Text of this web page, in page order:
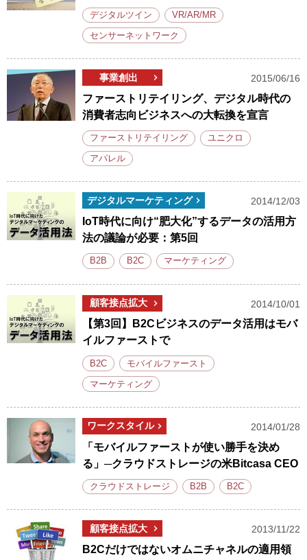
デジタルツイン VR/AR/MR
センサーネットワーク
事業創出 2015/06/16
ファーストリテイリング、デジタル時代の
消費者志向ビジネスへの大転換を宣言
ファーストリテイリング ユニクロ
アパレル
デジタルマーケティング 2014/12/03
IoT時代に向け“肥大化”するデータの活用方
法の議論が必要：第5回
B2B B2C マーケティング
顧客接点拡大 2014/10/01
【第3回】B2Cビジネスのデータ活用はモバ
イルファーストで
B2C モバイルファースト
マーケティング
ワークスタイル 2014/01/28
「モバイルファーストが使い勝手を決め
る」─クラウドストレージの米Bitcasa CEO
クラウドストレージ B2B B2C
顧客接点拡大 2013/11/22
B2Cだけではないオムニチャネルの適用領